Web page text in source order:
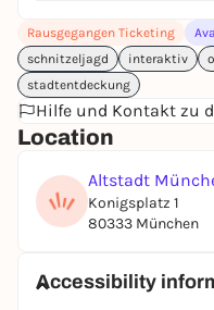
unkompliziert, ganz
Geschichte neu
Vergiss klassische
um Deine ganz
einem Code
tauchst tief in
jeder gelösten
die Geschichte der
Für Abenteurer,
Rausgegangen Ticketing
schnitzeljagd
interaktiv
stadtentdeckung
Hilfe und Kontakt zu
Location
Altstadt
Konigsplatz 1
80333 München
Accessibility